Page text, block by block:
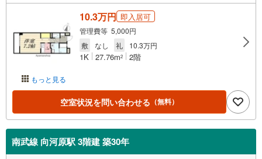
もっと見る
10.3万円 即入居可
管理費等 5,000円
敷
なし 礼 10.3万円
1K 27.76m2 2階
空室状況を問い合わせる （無料）
南武線 向河原駅 3階建 築30年